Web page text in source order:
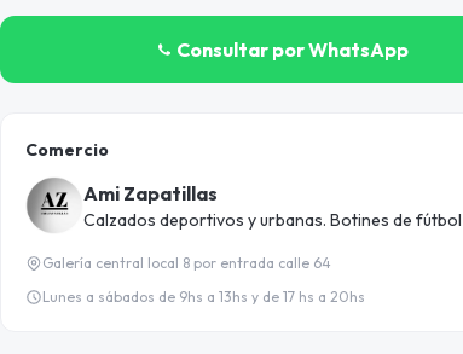
Consultar por WhatsApp
Comercio
Ami Zapatillas
Calzados deportivos y urbanas. Botines de fútbol
Galería central local 8 por entrada calle 64
Lunes a sábados de 9hs a 13hs y de 17 hs a 20hs